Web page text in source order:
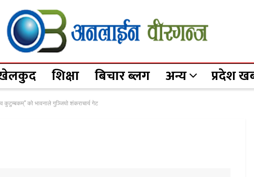
शिक्षा बिचार ब्लग अन्य प्रदेश
कुटुम्बकम्” को भावनाले गुञ्जियो शंकराचार्य गेट